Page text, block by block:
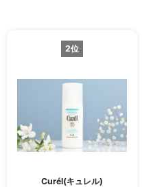
2位
Curél(キュレル)